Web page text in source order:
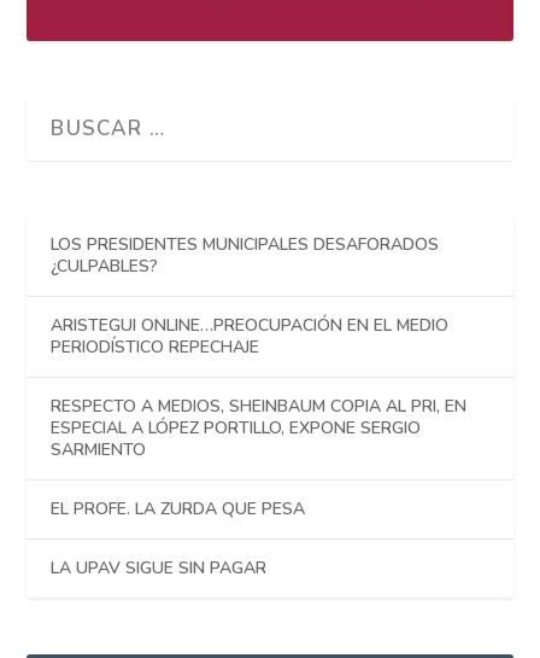
LOS PRESIDENTES MUNICIPALES DESAFORADOS
¿CULPABLES?
ARISTEGUI ONLINE…PREOCUPACIÓN EN EL MEDIO
PERIODÍSTICO REPECHAJE
RESPECTO A MEDIOS, SHEINBAUM COPIA AL PRI, EN
ESPECIAL A LÓPEZ PORTILLO, EXPONE SERGIO
SARMIENTO
EL PROFE. LA ZURDA QUE PESA
LA UPAV SIGUE SIN PAGAR